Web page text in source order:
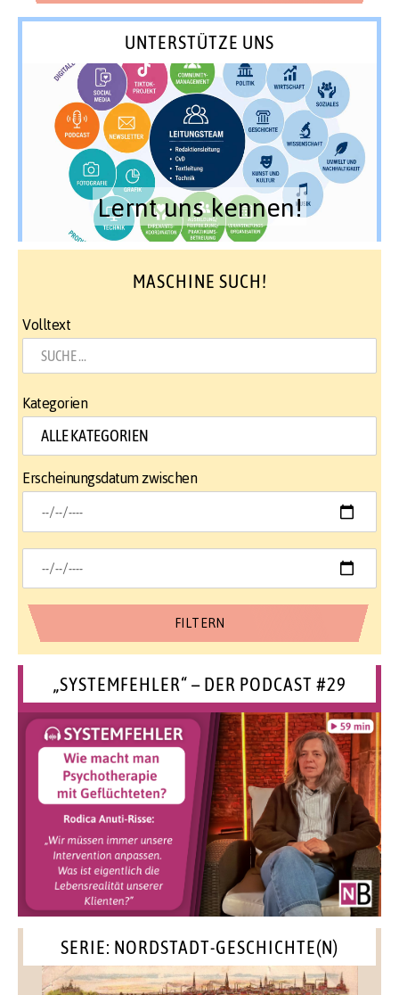
UNTERSTÜTZE UNS
Lernt uns kennen!
MASCHINE SUCH!
Volltext
Kategorien
Erscheinungsdatum zwischen
„SYSTEMFEHLER“ – DER PODCAST #29
SERIE: NORDSTADT-GESCHICHTE(N)